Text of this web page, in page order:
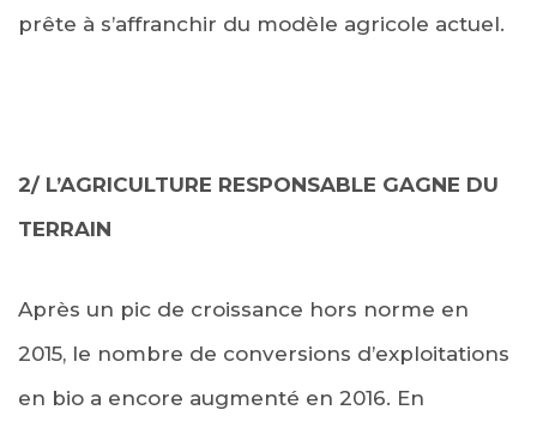
prête à s’affranchir du modèle agricole actuel.
2/ L’AGRICULTURE RESPONSABLE GAGNE DU
TERRAIN
Après un pic de croissance hors norme en
2015, le nombre de conversions d’exploitations
en bio a encore augmenté en 2016. En